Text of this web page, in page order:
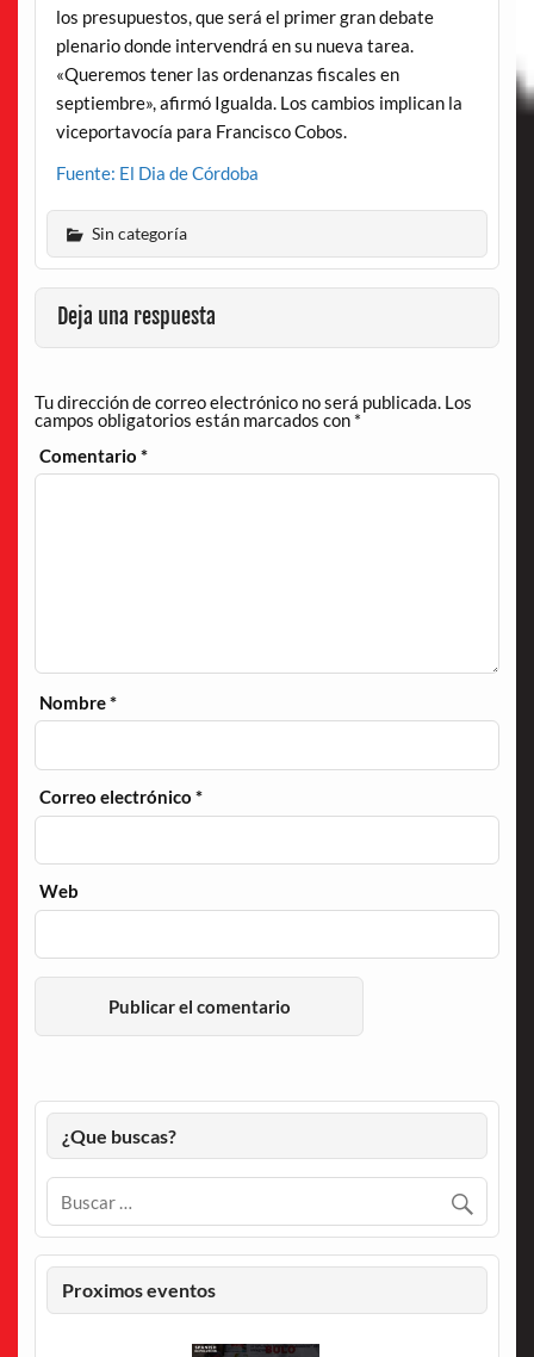
los presupuestos, que será el primer gran debate
plenario donde intervendrá en su nueva tarea.
«Queremos tener las ordenanzas fiscales en
septiembre», afirmó Igualda. Los cambios implican la
viceportavocía para Francisco Cobos.
Fuente: El Dia de Córdoba
Sin categoría
Deja una respuesta
Tu dirección de correo electrónico no será publicada. Los
campos obligatorios están marcados con *
Comentario*
Nombre*
Correo electrónico*
Web
¿Que buscas?
Proximos eventos